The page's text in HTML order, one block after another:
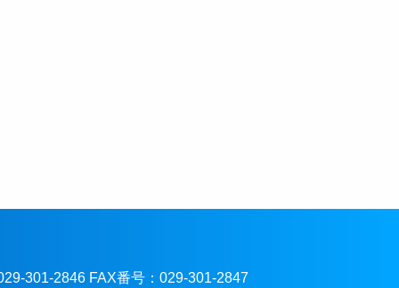
301-2846 FAX番号：029-301-2847